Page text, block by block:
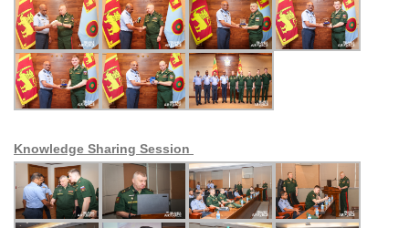
Knowledge Sharing Session